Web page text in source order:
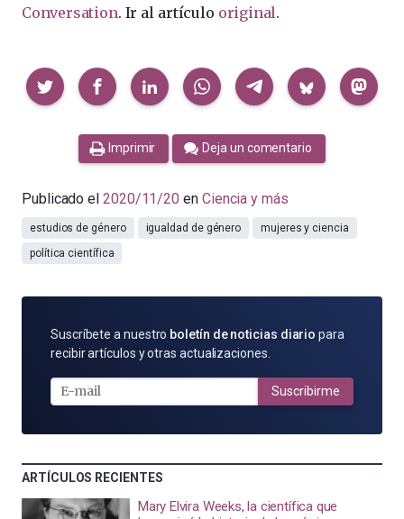
Conversation. Ir al artículo original.
Compartir
Imprimir Deja un comentario
Publicado el 2020/11/20 en Ciencia y más
estudios de género igualdad de género
mujeres y ciencia
política científica
SUSCRÍBETE
POR
MAIL
Suscríbete a nuestro boletín de noticias diario para
recibir artículos y otras actualizaciones.
Suscribirme
ARTÍCULOS RECIENTES
Mary Elvira Weeks, la científica que